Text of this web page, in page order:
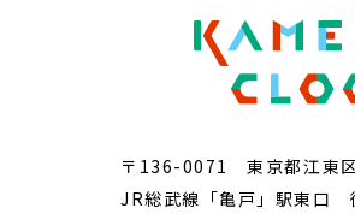
〒136-0071 東京都江東
JR総武線「亀戸」駅東口